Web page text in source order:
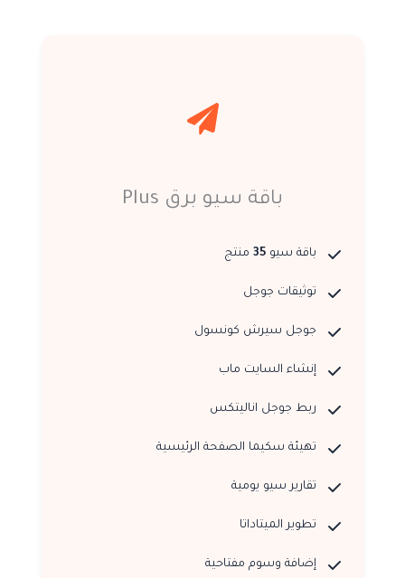
باقة سيو برق Plus
باقة سيو 35 منتج
توثيقات جوجل
جوجل سيرش كونسول
إنشاء السايت ماب
ربط جوجل اناليتكس
تهيئة سكيما الصفحة الرئيسية
تقارير سيو يومية
تطوير الميتاداتا
إضافة وسوم مفتاحية